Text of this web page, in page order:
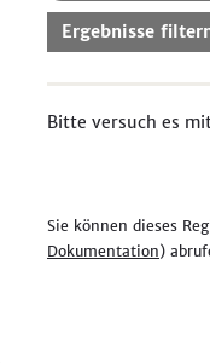
Ergebnisse
Bitte versuch es
Sie können dieses
Dokumentation)